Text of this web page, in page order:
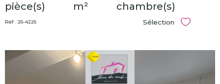
pièce(s) m² chambre(s)
Réf : 26-4226 Sélection